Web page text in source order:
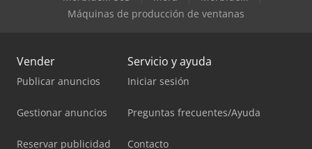
Máquinas de producción de ventanas
Vender
Publicar anuncios
Gestionar anuncios
Reservar publicidad
Servicio y ayuda
Iniciar sesión
Preguntas frecuentes/Ayuda
Contacto